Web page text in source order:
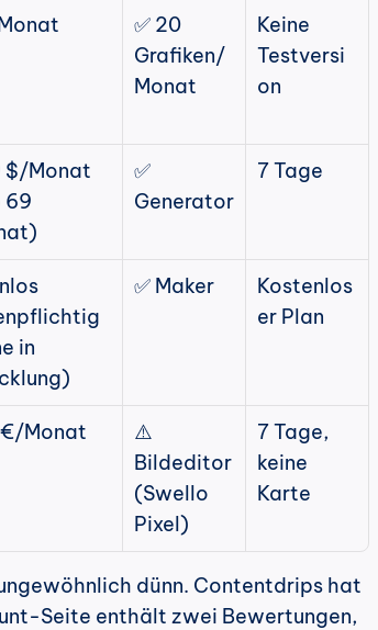
✅ 20
Grafiken/
Monat
Keine
Testversi
on
$/Monat
69
✅
Generator
7 Tage
in
✅ Maker
Kostenlos
er Plan
€/Monat
⚠️
Bildeditor
(Swello
Pixel)
7 Tage,
keine
Karte
dünn. Contentdrips hat
Seite enthält zwei Bewertungen,